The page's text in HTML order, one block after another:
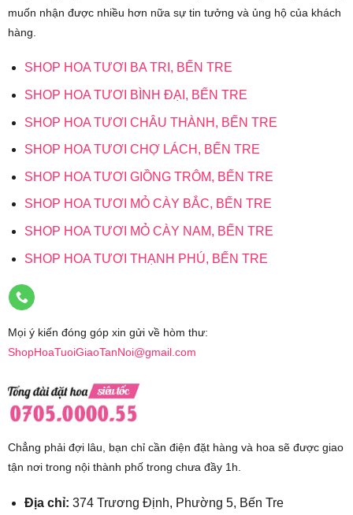
muốn nhận được nhiều hơn nữa sự tin tưởng và ủng hộ của khách
hàng.
SHOP HOA TƯƠI BA TRI, BẾN TRE
SHOP HOA TƯƠI BÌNH ĐẠI, BẾN TRE
SHOP HOA TƯƠI CHÂU THÀNH, BẾN TRE
SHOP HOA TƯƠI CHỢ LÁCH, BẾN TRE
SHOP HOA TƯƠI GIỒNG TRÔM, BẾN TRE
SHOP HOA TƯƠI MỎ CÀY BẮC, BẾN TRE
SHOP HOA TƯƠI MỎ CÀY NAM, BẾN TRE
SHOP HOA TƯƠI THẠNH PHÚ, BẾN TRE
Mọi ý kiến đóng góp xin gửi về hòm thư:
ShopHoaTuoiGiaoTanNoi@gmail.com
Chẳng phải đợi lâu, bạn chỉ cần điện đặt hàng và hoa sẽ được giao
tận nơi trong nội thành phố trong chưa đầy 1h.
Địa chỉ: 374 Trương Định, Phường 5, Bến Tre